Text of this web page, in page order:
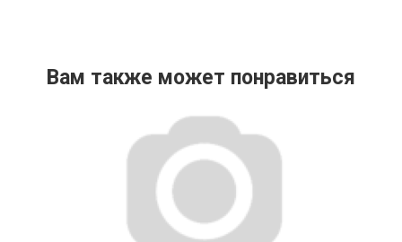
Вам также может понравиться